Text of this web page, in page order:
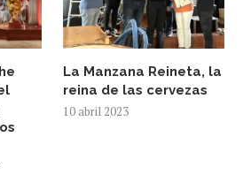
La Manzana Reineta, la
reina de las cervezas
10 abril 2023